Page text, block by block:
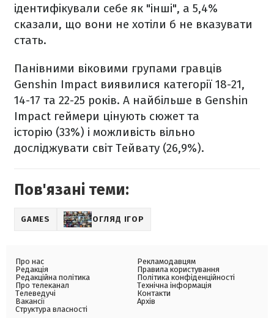
ідентифікували себе як "інші", а 5,4%
сказали, що вони не хотіли б не вказувати
стать.
Панівними віковими групами гравців
Genshin Impact виявилися категорії 18-21,
14-17 та 22-25 років. А найбільше в Genshin
Impact геймери цінують сюжет та
історію (33%) і можливість вільно
досліджувати світ Тейвату (26,9%).
Пов'язані теми:
GAMES ОГЛЯД ІГОР
Про нас
Редакція
Редакційна політика
Про телеканал
Телеведучі
Вакансії
Структура власності
Рекламодавцям
Правила користування
Політика конфіденційності
Технічна інформація
Контакти
Архів